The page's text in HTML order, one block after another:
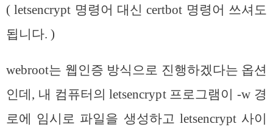
( letsencrypt 명령어 대신 certbot 명령어 쓰셔도
됩니다. )
webroot는 웹인증 방식으로 진행하겠다는 옵션
인데, 내 컴퓨터의 letsencrypt 프로그램이 -w 경
로에 임시로 파일을 생성하고 letsencrypt 사이